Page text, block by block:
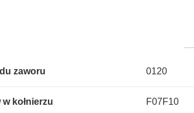
zaworu 0120
kołnierzu F07F10